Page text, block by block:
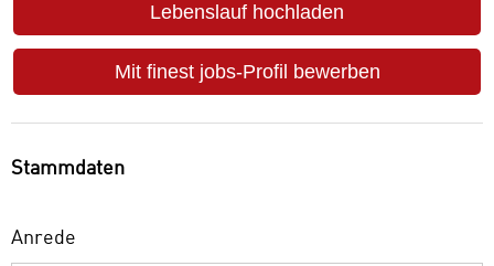
Lebenslauf hochladen
Mit finest jobs-Profil bewerben
Stammdaten
Anrede